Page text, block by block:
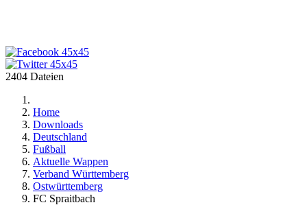
2404 Dateien
Home
Downloads
Deutschland
Fußball
Aktuelle Wappen
Verband Württemberg
Ostwürttemberg
FC Spraitbach